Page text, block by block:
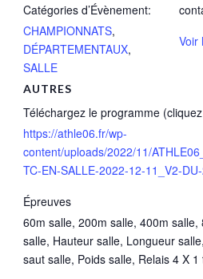
Catégories d’Évènement:
CHAMPIONNATS,
DÉPARTEMENTAUX,
SALLE
Voir
AUTRES
Téléchargez le programme
https://athle06.fr/wp-
content/uploads/2022/11/
TC-EN-SALLE-2022-12-11_V2-
Épreuves
60m salle, 200m salle, 400m
salle, Hauteur salle, Longueur
saut salle, Poids salle, Relais 4 X